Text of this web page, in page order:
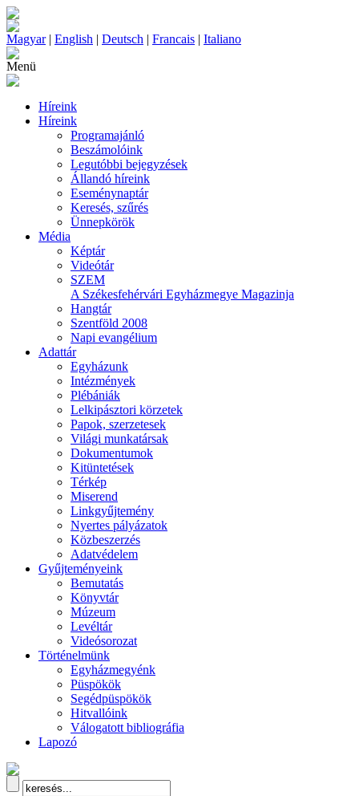
Magyar| English | Deutsch | Francais | Italiano
Menü
Híreink
Híreink
Programajánló
Beszámolóink
Legutóbbi bejegyzések
Állandó híreink
Eseménynaptár
Keresés, szűrés
Ünnepkörök
Média
Képtár
Videótár
SZEM
A Székesfehérvári Egyházmegye Magazinja
Hangtár
Szentföld 2008
Napi evangélium
Adattár
Egyházunk
Intézmények
Plébániák
Lelkipásztori körzetek
Papok, szerzetesek
Világi munkatársak
Dokumentumok
Kitüntetések
Térkép
Miserend
Linkgyűjtemény
Nyertes pályázatok
Közbeszerzés
Adatvédelem
Gyűjteményeink
Bemutatás
Könyvtár
Múzeum
Levéltár
Videósorozat
Történelmünk
Egyházmegyénk
Püspökök
Segédpüspökök
Hitvallóink
Válogatott bibliográfia
Lapozó